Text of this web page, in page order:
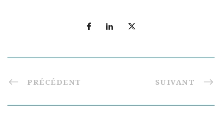
PRÉCÉDENT SUIVANT